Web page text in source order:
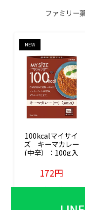
ファミリー
NEW
100kcalマイサイ
ズ　キーマカレー
(中辛）：100g入
172円
販売価格(税込)